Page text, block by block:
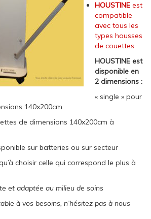
HOUSTINE est
compatible
avec tous les
types housses
de couettes
HOUSTINE est
disponible en
2 dimensions :
« single » pour
140x200cm
de dimensions 140x200cm à
sur batteries ou sur secteur
choisir celle qui correspond le plus à
et adaptée au milieu de soins
à vos besoins, n’hésitez pas à nous